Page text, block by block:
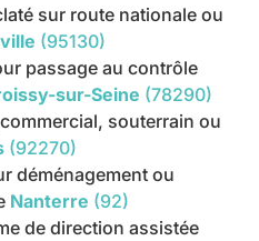
sur route nationale ou
(95130)
passage au contrôle
sur-Seine (78290)
souterrain ou
(92270)
déménagement ou
Nanterre (92)
de direction assistée